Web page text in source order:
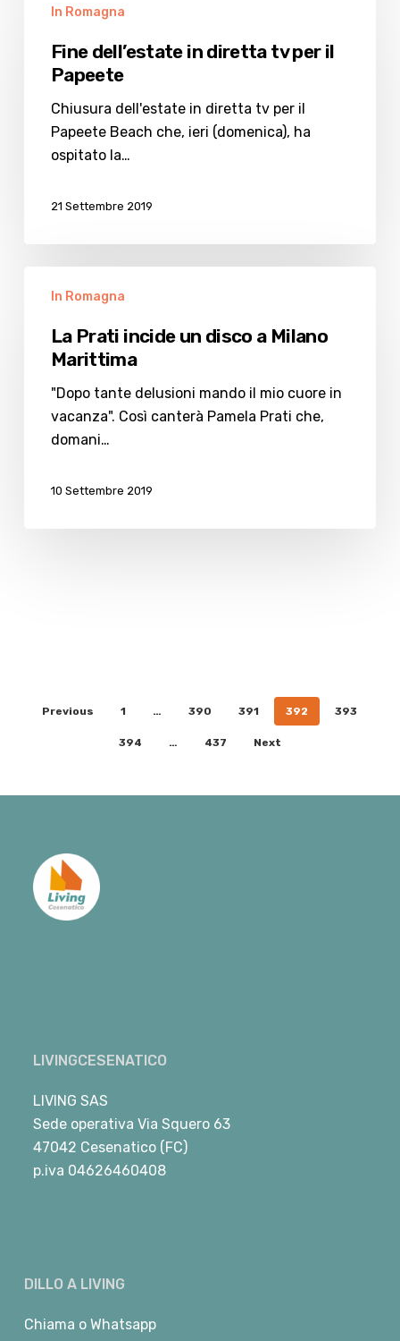
dell’estate
diretta
Papeete
In Romagna
Fine dell’estate in diretta tv per il
Papeete
Chiusura dell'estate in diretta tv per il
Papeete Beach che, ieri (domenica), ha
ospitato la…
21 Settembre 2019
Prati
disco
Milano
Marittima
In Romagna
La Prati incide un disco a Milano
Marittima
"Dopo tante delusioni mando il mio cuore in
vacanza". Così canterà Pamela Prati che,
domani…
10 Settembre 2019
Previous 1 … 390 391 392 393
394 … 437 Next
LIVINGCESENATICO
LIVING SAS
Sede operativa Via Squero 63
47042 Cesenatico (FC)
p.iva 04626460408
DILLO A LIVING
Chiama o Whatsapp